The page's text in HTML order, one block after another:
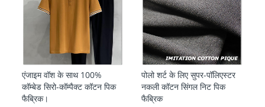
एंजाइम वॉश के साथ 100%
कॉम्बेड सिरो-कॉम्पैक्ट कॉटन पिक
फैब्रिक।
पोलो शर्ट के लिए सुपर-पॉलिएस्टर
नकली कॉटन सिंगल निट पिक
फैब्रिक